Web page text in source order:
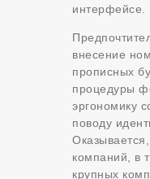
интерфейсе.
внесение
прописных
процедуры
эргономику
поводу
компаний, в
крупных